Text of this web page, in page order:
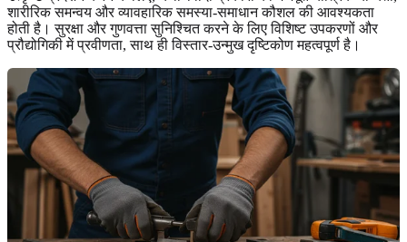
शारीरिक समन्वय और व्यावहारिक समस्या-समाधान कौशल की आवश्यकता
होती है। सुरक्षा और गुणवत्ता सुनिश्चित करने के लिए विशिष्ट उपकरणों और
प्रौद्योगिकी में प्रवीणता, साथ ही विस्तार-उन्मुख दृष्टिकोण महत्वपूर्ण है।